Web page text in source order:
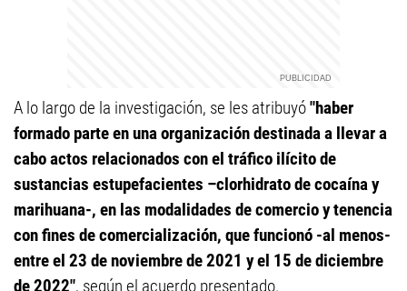
A lo largo de la investigación, se les atribuyó"haber
formado parte en una organización destinada a llevar a
cabo actos relacionados con el tráfico ilícito de
sustancias estupefacientes –clorhidrato de cocaína y
marihuana-, en las modalidades de comercio y tenencia
con fines de comercialización, que funcionó -al menos-
entre el 23 de noviembre de 2021 y el 15 de diciembre
de 2022", según el acuerdo presentado.